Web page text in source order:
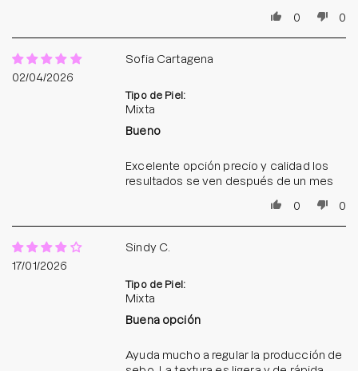
0
0
02/04/2026
Sofia Cartagena
Tipo de Piel:
Mixta
Bueno
Excelente opción precio y calidad los
resultados se ven después de un mes
0
0
17/01/2026
Sindy C.
Tipo de Piel:
Mixta
Buena opción
Ayuda mucho a regular la producción de